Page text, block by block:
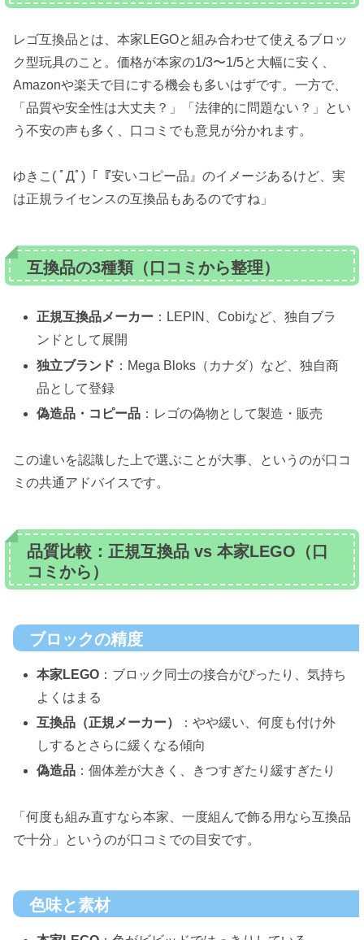
レゴ互換品とは、本家LEGOと組み合わせて使えるブロッ
ク型玩具のこと。価格が本家の1/3〜1/5と大幅に安く、
Amazonや楽天で目にする機会も多いはずです。一方で、
「品質や安全性は大丈夫？」「法律的に問題ない？」とい
う不安の声も多く、口コミでも意見が分かれます。
ゆきこ( ﾟДﾟ)「『安いコピー品』のイメージあるけど、実
は正規ライセンスの互換品もあるのですね」
互換品の3種類（口コミから整理）
正規互換品メーカー ：LEPIN、Cobiなど、独自ブラ
ンドとして展開
独立ブランド ：Mega Bloks（カナダ）など、独自商
品として登録
偽造品・コピー品 ：レゴの偽物として製造・販売
この違いを認識した上で選ぶことが大事、というのが口コ
ミの共通アドバイスです。
品質比較：正規互換品 vs 本家LEGO（口
コミから）
ブロックの精度
本家LEGO ：ブロック同士の接合がぴったり、気持ち
よくはまる
互換品（正規メーカー）
：やや緩い、何度も付け外
しするとさらに緩くなる傾向
偽造品 ：個体差が大きく、きつすぎたり緩すぎたり
「何度も組み直すなら本家、一度組んで飾る用なら互換品
で十分」というのが口コミでの目安です。
色味と素材